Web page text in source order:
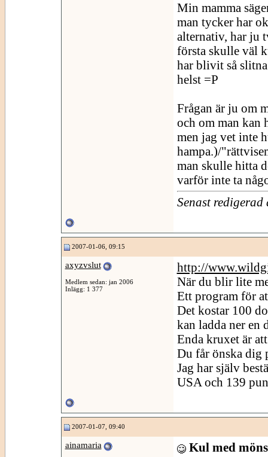
Min mamma
man tycker har
alternativ, har ju
första skulle väl
har blivit så
helst =P
Frågan är ju om
och om man kan
men jag vet inte
hampa.)/
man skulle hitta
varför inte ta
Senast
2007-01-06, 09:15
axyzvslut
Medlem sedan: jan 2006
Inlägg: 1 377
http://
När du blir lite
Ett program för
Det kostar 100
kan ladda ner en
Enda kruxet är
Du får önska dig
Jag har själv
USA och 139
2007-01-07, 09:40
ainamaria
Kul med